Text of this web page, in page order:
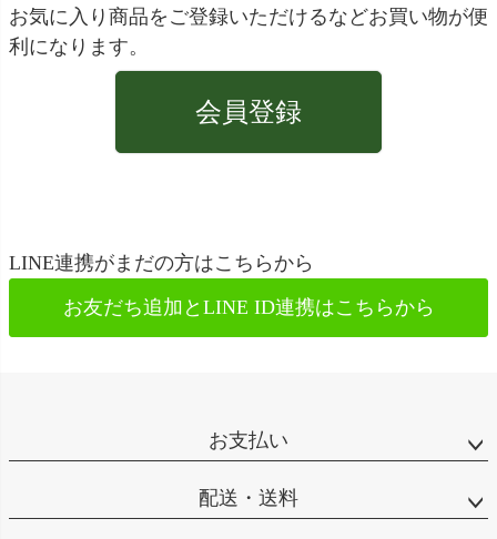
お気に入り商品をご登録いただけるなどお買い物が便
利になります。
会員登録
LINE連携がまだの方はこちらから
お友だち追加とLINE ID連携はこちらから
お支払い
配送・送料